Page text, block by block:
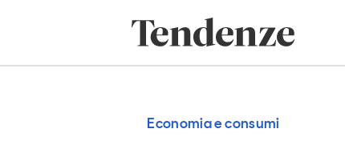
Magazine
Economia e consumi